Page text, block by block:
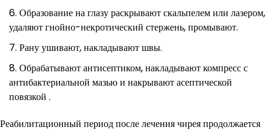
Образование на глазу раскрывают скальпелем или лазером,
удаляют гнойно-некротический стержень, промывают.
Рану ушивают, накладывают швы.
Обрабатывают антисептиком, накладывают компресс с
антибактериальной мазью и накрывают асептической
повязкой .
Реабилитационный период после лечения чирея продолжается